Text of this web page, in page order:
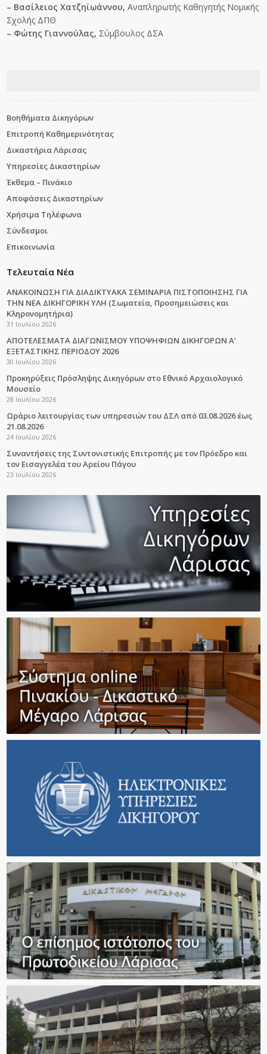
– Βασίλειος Χατζηϊωάννου, Αναπληρωτής Καθηγητής Νομικής
Σχολής ΔΠΘ
– Φώτης Γιαννούλας, Σύμβουλος ΔΣΑ
Βοηθήματα Δικηγόρων
Επιτροπή Καθημερινότητας
Δικαστήρια Λάρισας
Υπηρεσίες Δικαστηρίων
Έκθεμα – Πινάκιο
Αποφάσεις Δικαστηρίων
Χρήσιμα Τηλέφωνα
Σύνδεσμοι
Επικοινωνία
Τελευταία Νέα
ΑΝΑΚΟΙΝΩΣΗ ΓΙΑ ΔΙΑΔΙΚΤΥΑΚΑ ΣΕΜΙΝΑΡΙΑ ΠΙΣΤΟΠΟΙΗΣΗΣ ΓΙΑ
ΤΗΝ ΝΕΑ ΔΙΚΗΓΟΡΙΚΗ ΥΛΗ (Σωματεία, Προσημειώσεις και
Κληρονομητήρια)
31 Ιουλίου 2026
ΑΠΟΤΕΛΕΣΜΑΤΑ ΔΙΑΓΩΝΙΣΜΟΥ ΥΠΟΨΗΦΙΩΝ ΔΙΚΗΓΟΡΩΝ Α’
ΕΞΕΤΑΣΤΙΚΗΣ ΠΕΡΙΟΔΟΥ 2026
30 Ιουλίου 2026
Προκηρύξεις Πρόσληψης Δικηγόρων στο Εθνικό Αρχαιολογικό
Μουσείο
28 Ιουλίου 2026
Ωράριο λειτουργίας των υπηρεσιών του ΔΣΛ από 03.08.2026 έως
21.08.2026
24 Ιουλίου 2026
Συναντήσεις της Συντονιστικής Επιτροπής με τον Πρόεδρο και
τον Εισαγγελέα του Αρείου Πάγου
23 Ιουλίου 2026